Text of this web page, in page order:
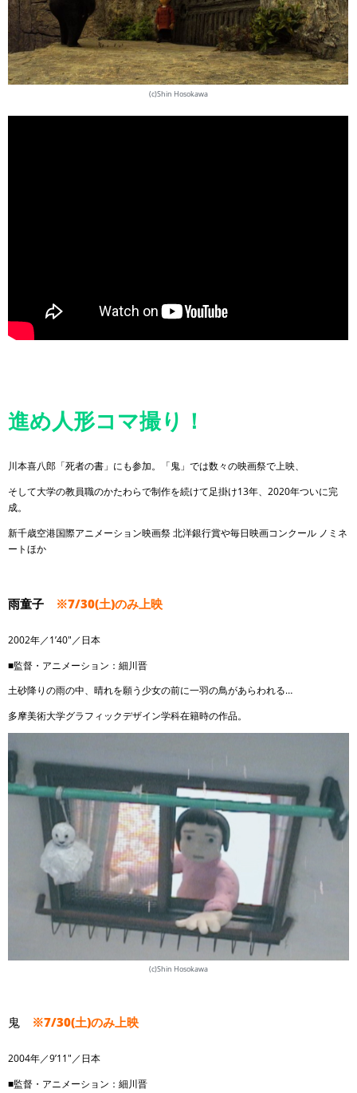
(c)Shin Hosokawa
進め人形コマ撮り！
川本喜八郎「死者の書」にも参加。「鬼」では数々の映画祭で上映、
そして大学の教員職のかたわらで制作を続けて足掛け13年、2020年ついに完
成。
新千歳空港国際アニメーション映画祭 北洋銀行賞や毎日映画コンクール ノミネ
ートほか
雨童子 ※7/30(土)のみ上映
2002年／1’40″／日本
■監督・アニメーション：細川晋
土砂降りの雨の中、晴れを願う少女の前に一羽の鳥があらわれる…
多摩美術大学グラフィックデザイン学科在籍時の作品。
(c)Shin Hosokawa
鬼 ※7/30(土)のみ上映
2004年／9’11″／日本
■監督・アニメーション：細川晋